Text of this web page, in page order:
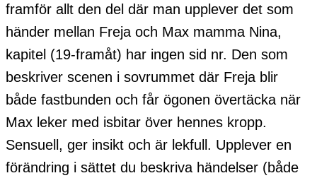
framför allt den del där man upplever det som
händer mellan Freja och Max mamma Nina,
kapitel (19-framåt) har ingen sid nr. Den som
beskriver scenen i sovrummet där Freja blir
både fastbunden och får ögonen övertäcka när
Max leker med isbitar över hennes kropp.
Sensuell, ger insikt och är lekfull. Upplever en
förändring i sättet du beskriva händelser (både